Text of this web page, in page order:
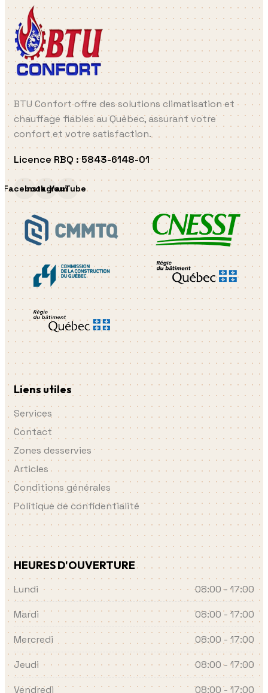
BTU Confort offre des solutions climatisation et
chauffage fiables au Québec, assurant votre
confort et votre satisfaction.
Licence RBQ : 5843-6148-01
FacebookInstagramYouTube
Liens utiles
Services
Contact
Zones desservies
Articles
Conditions générales
Politique de confidentialité
HEURES D'OUVERTURE
Lundi
08:00 - 17:00
Mardi
08:00 - 17:00
Mercredi
08:00 - 17:00
Jeudi
08:00 - 17:00
Vendredi
08:00 - 17:00